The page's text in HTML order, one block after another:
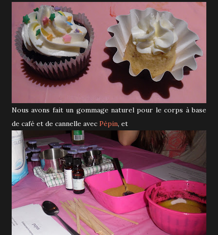
Nous avons fait un gommage naturel pour le corps à base
de café et de cannelle avec Pépin, et